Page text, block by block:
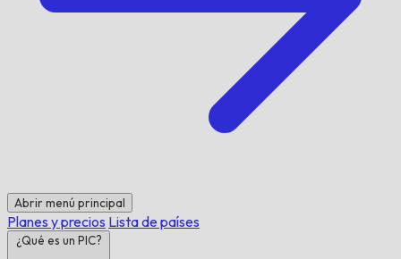
Abrir menú principal
Planes y precios Lista de países
¿Qué es un PIC?